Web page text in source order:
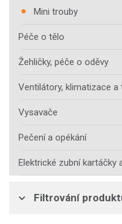
Mini trouby
Péče o tělo
Žehličky, péče o oděvy
Ventilátory, klimatizace a
Vysavače
Pečení a opékání
Elektrické zubní kartáčky
Filtrování